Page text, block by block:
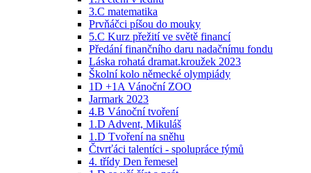
3.C matematika
Prvňáčci píšou do mouky
5.C Kurz přežití ve světě financí
Předání finančního daru nadačnímu fondu
Láska rohatá dramat.kroužek 2023
Školní kolo německé olympiády
1D +1A Vánoční ZOO
Jarmark 2023
4.B Vánoční tvoření
1.D Advent, Mikuláš
1.D Tvoření na sněhu
Čtvrťáci talentíci - spolupráce týmů
4. třídy Den řemesel